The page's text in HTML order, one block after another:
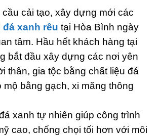
cầu cải tạo, xây dựng mới các
đá xanh rêu tại Hòa Bình ngày
tâm. Hầu hết khách hàng tại
bắt đầu xây dựng các nơi yên
thân, gia tộc bằng chất liệu đá
mộ bằng gạch, xi măng thông
xanh tự nhiên giúp công trình
cao, chống chọi tối hơn với môi